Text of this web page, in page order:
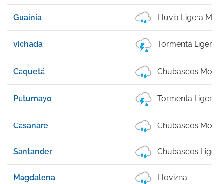
Guainía Lluvia Ligera
vichada Tormenta Ligera
Caquetá Chubascos
Putumayo Tormenta Ligera
Casanare Chubascos
Santander Chubascos
Magdalena Llovizna